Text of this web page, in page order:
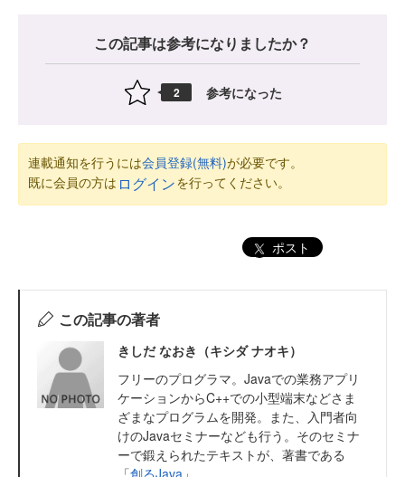
この記事は参考になりましたか？
2 参考になった
連載通知を行うには会員登録(無料)が必要です。
既に会員の方は ログインを行ってください。
ポスト
この記事の著者
きしだ なおき（キシダ ナオキ）
フリーのプログラマ。Javaでの業務アプリ
ケーションからC++での小型端末などさま
ざまなプログラムを開発。また、入門者向
けのJavaセミナーなども行う。そのセミナ
ーで鍛えられたテキストが、著書である
「創るJava 」。